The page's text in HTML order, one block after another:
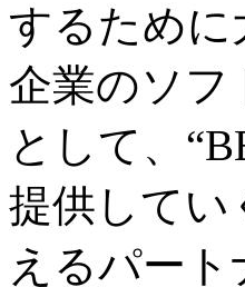
するために
企業のソフ
として、
提供してい
えるパー